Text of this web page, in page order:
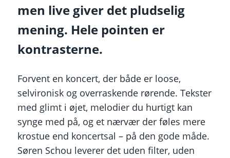
men live giver det pludselig
mening. Hele pointen er
kontrasterne.
Forvent en koncert, der både er loose,
selvironisk og overraskende rørende. Tekster
med glimt i øjet, melodier du hurtigt kan
synge med på, og et nærvær der føles mere
krostue end koncertsal – på den gode måde.
Søren Schou leverer det uden filter, uden